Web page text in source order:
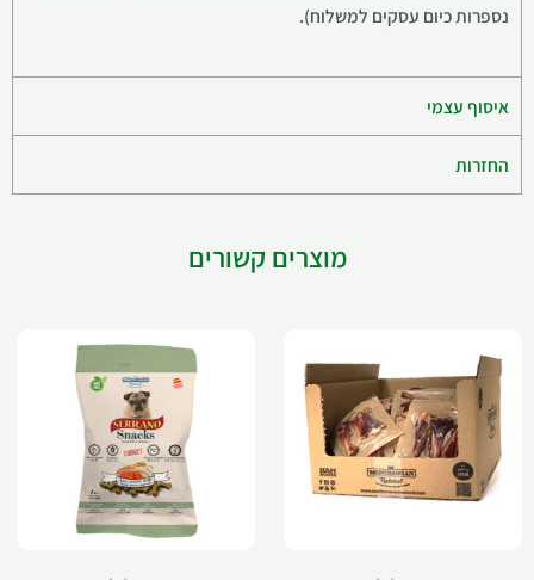
נספרות כיום עסקים למשלוח).
איסוף עצמי
החזרות
מוצרים קשורים